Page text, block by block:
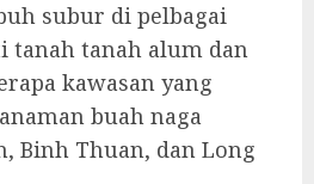
subur di pelbagai
tanah tanah alum dan
kawasan yang
buah naga
Binh Thuan, dan Long